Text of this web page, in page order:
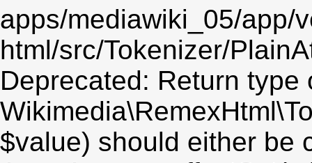
apps/mediawiki_05/app/
html/src/Tokenizer/
Deprecated: Return type
$value) should either be